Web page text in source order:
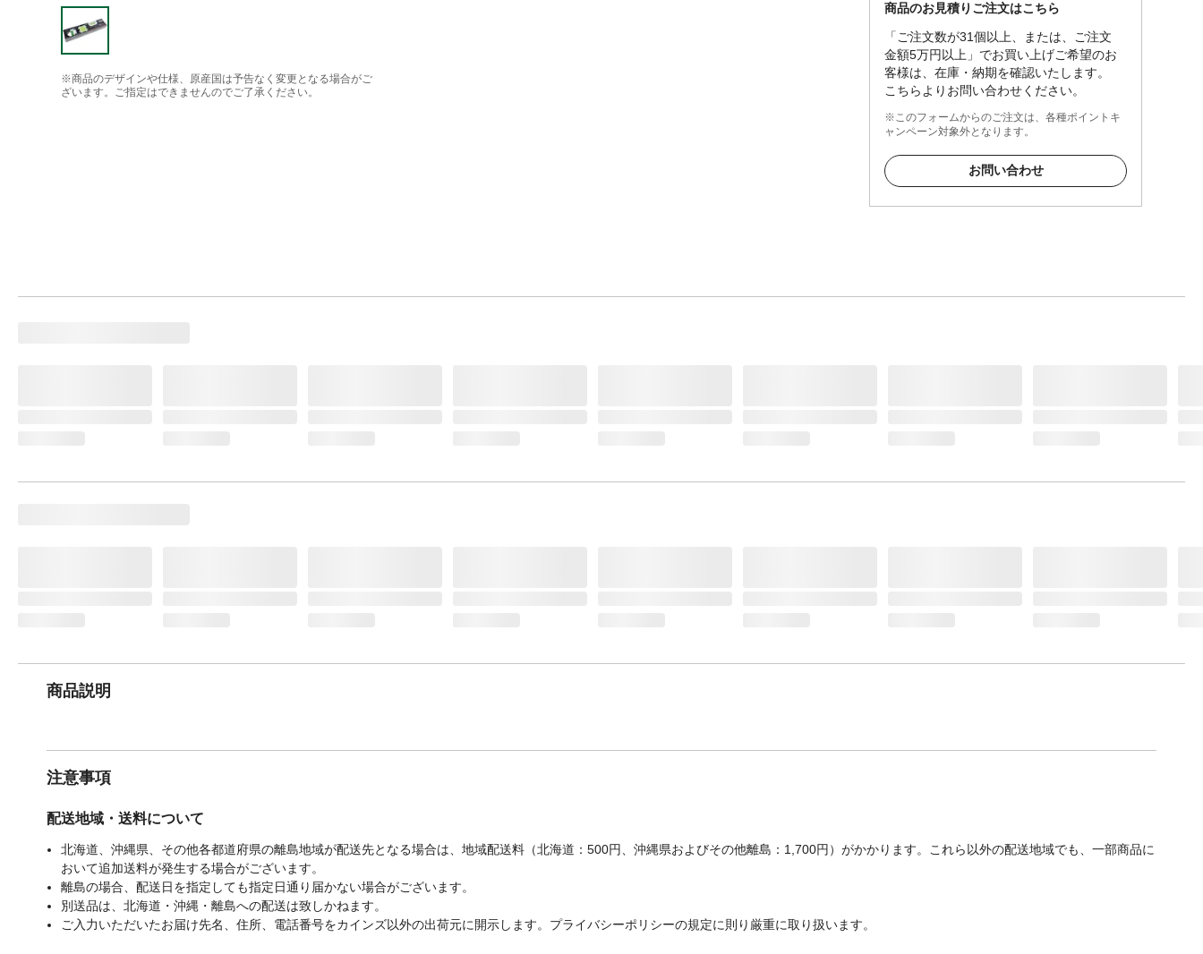
※商品のデザインや仕様、原産国は予告なく変更となる場合がご
ざいます。ご指定はできませんのでご了承ください。
商品のお見積りご注文はこちら
「ご注文数が31個以上、または、ご注文
金額5万円以上」でお買い上げご希望のお
客様は、在庫・納期を確認いたします。
こちらよりお問い合わせください。
※このフォームからのご注文は、各種ポイントキ
ャンペーン対象外となります。
お問い合わせ
商品説明
注意事項
配送地域・送料について
北海道、沖縄県、その他各都道府県の離島地域が配送先となる場合は、地域配送料（北海道：500円、沖縄県およびその他離島：1,700円）がかかります。これら以外の配送地域でも、一部商品に
おいて追加送料が発生する場合がございます。
離島の場合、配送日を指定しても指定日通り届かない場合がございます。
別送品は、北海道・沖縄・離島への配送は致しかねます。
ご入力いただいたお届け先名、住所、電話番号をカインズ以外の出荷元に開示します。プライバシーポリシーの規定に則り厳重に取り扱います。